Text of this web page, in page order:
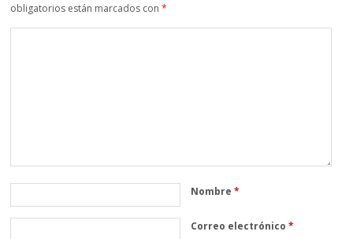
obligatorios están marcados con*
Nombre*
Correo electrónico*